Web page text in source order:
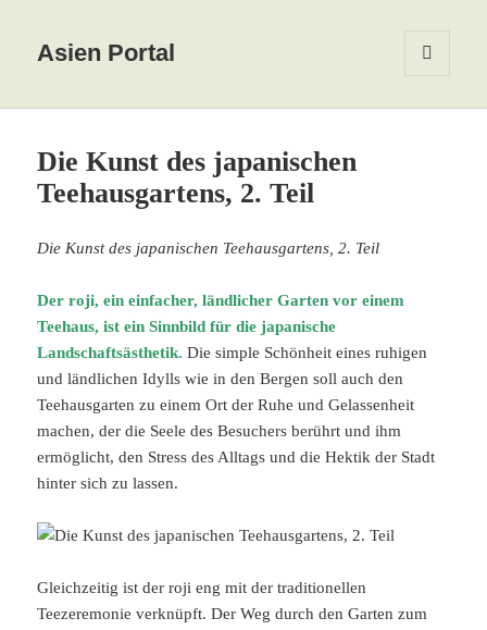
Asien Portal
WIDGETS
Die Kunst des japanischen
Teehausgartens, 2. Teil
Die Kunst des japanischen Teehausgartens, 2. Teil
Der roji, ein einfacher, ländlicher Garten vor einem
Teehaus, ist ein Sinnbild für die japanische
Landschaftsästhetik. Die simple Schönheit eines ruhigen
und ländlichen Idylls wie in den Bergen soll auch den
Teehausgarten zu einem Ort der Ruhe und Gelassenheit
machen, der die Seele des Besuchers berührt und ihm
ermöglicht, den Stress des Alltags und die Hektik der Stadt
hinter sich zu lassen.
Gleichzeitig ist der roji eng mit der traditionellen
Teezeremonie verknüpft. Der Weg durch den Garten zum